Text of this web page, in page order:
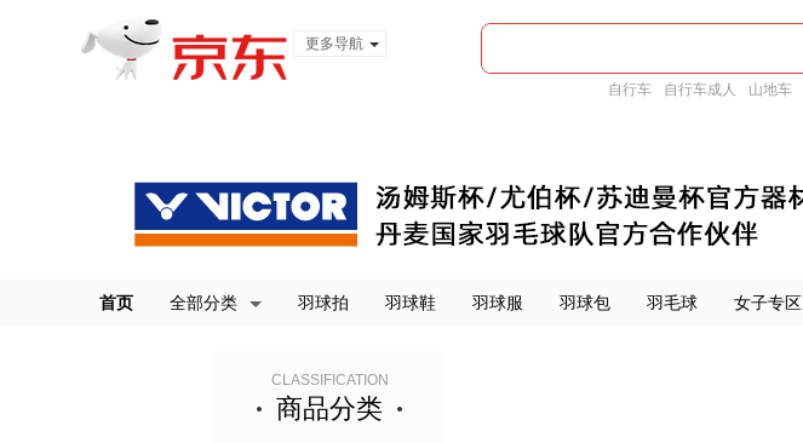
更多导航
自行车 自行车成人 山地车
首页 全部分类 羽球拍 羽球鞋 羽球服 羽球包 羽毛球 女子专区
CLASSIFICATION
商品分类